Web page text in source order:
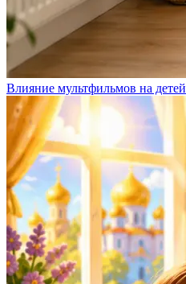
Влияние мультфильмов на детей